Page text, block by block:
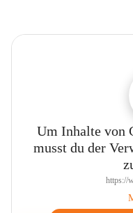
Um Inhalte von
musst du der
https://